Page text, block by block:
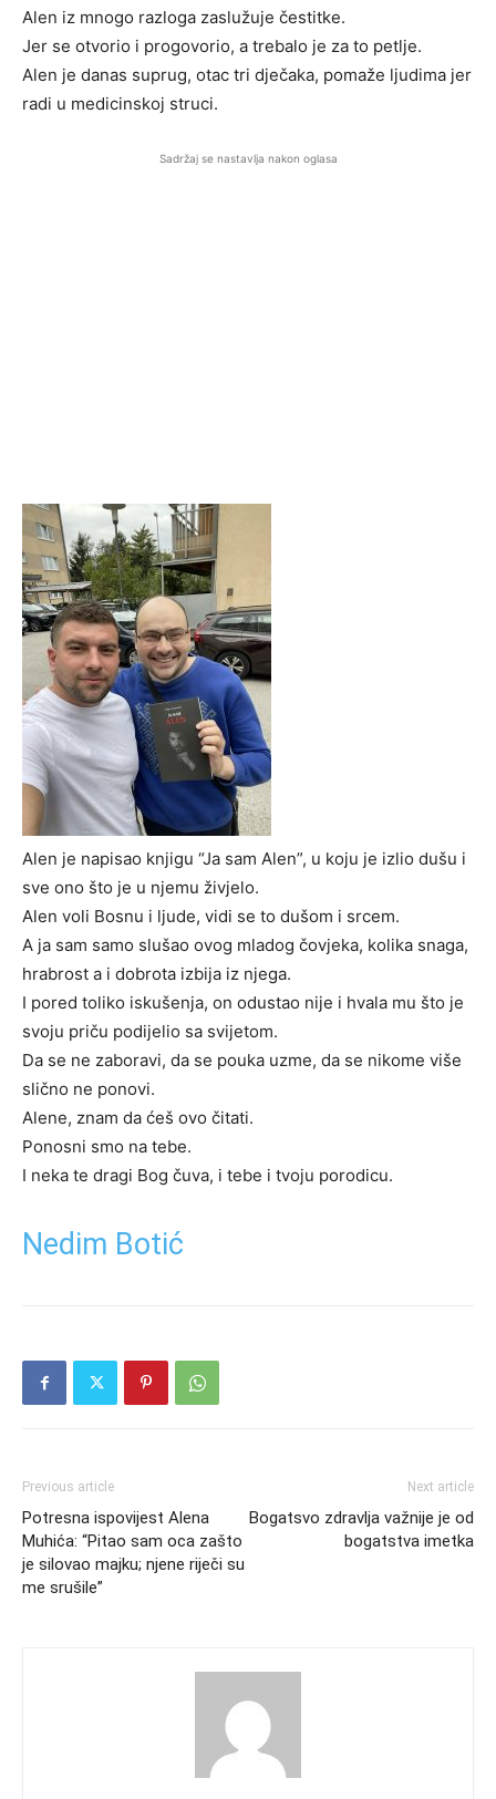
Alen iz mnogo razloga zaslužuje čestitke.
Jer se otvorio i progovorio, a trebalo je za to petlje.
Alen je danas suprug, otac tri dječaka, pomaže ljudima jer
radi u medicinskoj struci.
Sadržaj se nastavlja nakon oglasa
Alen je napisao knjigu “Ja sam Alen”, u koju je izlio dušu i
sve ono što je u njemu živjelo.
Alen voli Bosnu i ljude, vidi se to dušom i srcem.
A ja sam samo slušao ovog mladog čovjeka, kolika snaga,
hrabrost a i dobrota izbija iz njega.
I pored toliko iskušenja, on odustao nije i hvala mu što je
svoju priču podijelio sa svijetom.
Da se ne zaboravi, da se pouka uzme, da se nikome više
slično ne ponovi.
Alene, znam da ćeš ovo čitati.
Ponosni smo na tebe.
I neka te dragi Bog čuva, i tebe i tvoju porodicu.
Nedim Botić
Previous article
Potresna ispovijest Alena
Muhića: “Pitao sam oca zašto
je silovao majku; njene riječi su
me srušile”
Next article
Bogatsvo zdravlja važnije je od
bogatstva imetka